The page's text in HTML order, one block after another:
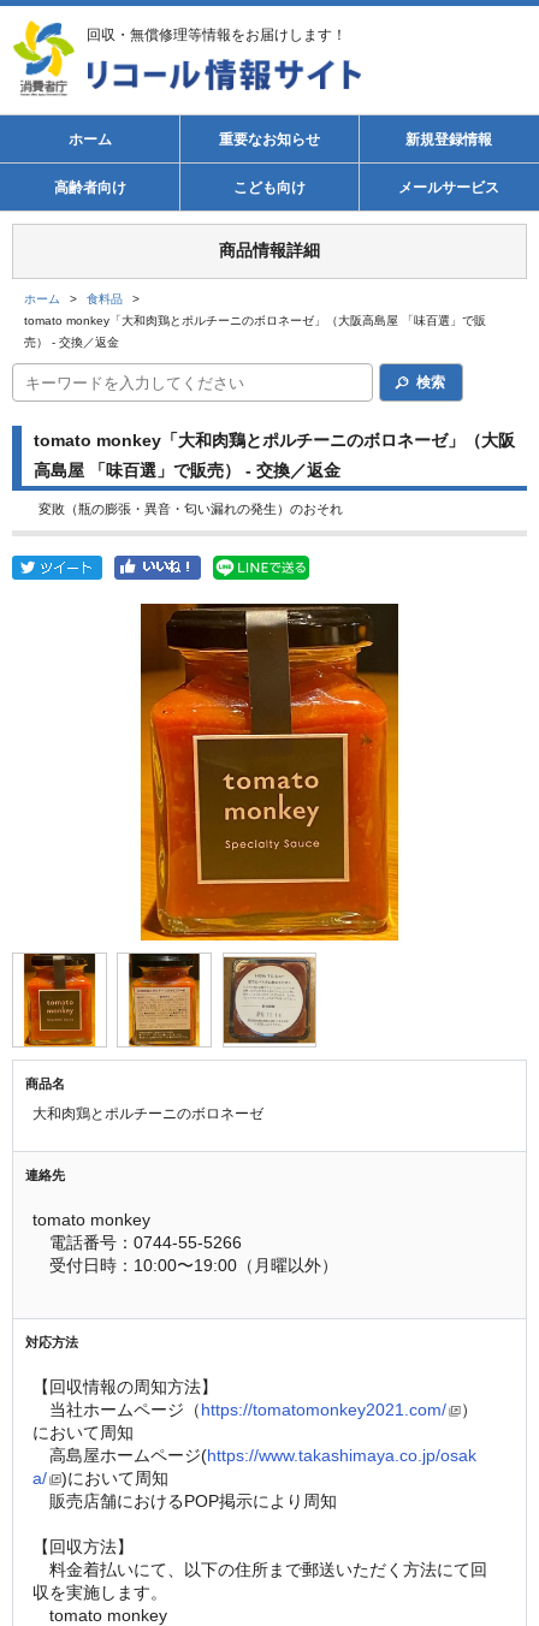
回収・無償修理等情報をお届けします！
ホーム 重要なお知らせ 新規登録情報
高齢者向け こども向け メールサービス
商品情報詳細
ホーム > 食料品
>
tomato monkey「大和肉鶏とポルチーニのボロネーゼ」（大阪高島屋 「味百選」で販
売） - 交換／返金
検索
tomato monkey「大和肉鶏とポルチーニのボロネーゼ」（大阪
高島屋 「味百選」で販売） - 交換／返金
変敗（瓶の膨張・異音・匂い漏れの発生）のおそれ
商品名
大和肉鶏とポルチーニのボロネーゼ
連絡先
tomato monkey
電話番号：0744-55-5266
受付日時：10:00〜19:00（月曜以外）
対応方法
【回収情報の周知方法】
当社ホームページ（https://tomatomonkey2021.com/
）
において周知
高島屋ホームページ(https://www.takashimaya.co.jp/osak
a/
)において周知
販売店舗におけるPOP掲示により周知
【回収方法】
料金着払いにて、以下の住所まで郵送いただく方法にて回
収を実施します。
tomato monkey